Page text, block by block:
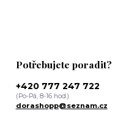
Potřebujete poradit?
+420 777 247 722
(Po-Pá, 8-16 hod.)
dorashopp@seznam.cz